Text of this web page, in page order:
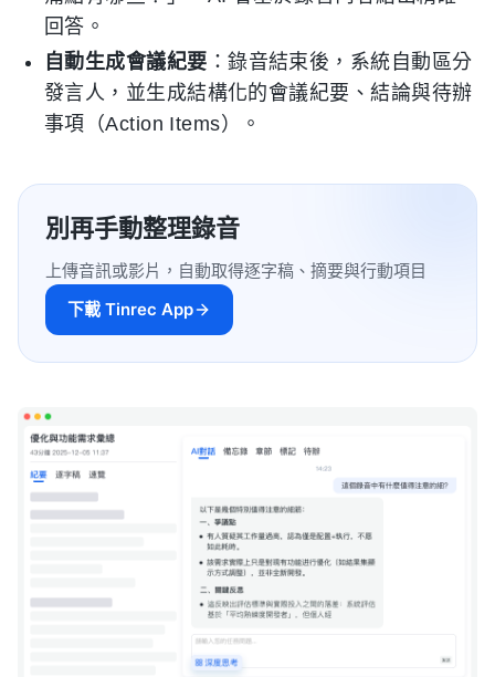
回答。
自動生成會議紀要 ：錄音結束後，系統自動區分
發言人，並生成結構化的會議紀要、結論與待辦
事項（Action Items）。
別再手動整理錄音
上傳音訊或影片，自動取得逐字稿、摘要與行動項目
下載 Tinrec App